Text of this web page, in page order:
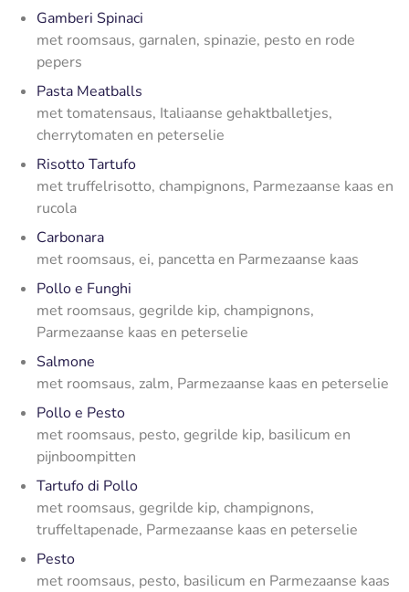
Gamberi Spinaci
met roomsaus, garnalen, spinazie, pesto en rode
pepers
Pasta Meatballs
met tomatensaus, Italiaanse gehaktballetjes,
cherrytomaten en peterselie
Risotto Tartufo
met truffelrisotto, champignons, Parmezaanse kaas en
rucola
Carbonara
met roomsaus, ei, pancetta en Parmezaanse kaas
Pollo e Funghi
met roomsaus, gegrilde kip, champignons,
Parmezaanse kaas en peterselie
Salmone
met roomsaus, zalm, Parmezaanse kaas en peterselie
Pollo e Pesto
met roomsaus, pesto, gegrilde kip, basilicum en
pijnboompitten
Tartufo di Pollo
met roomsaus, gegrilde kip, champignons,
truffeltapenade, Parmezaanse kaas en peterselie
Pesto
met roomsaus, pesto, basilicum en Parmezaanse kaas